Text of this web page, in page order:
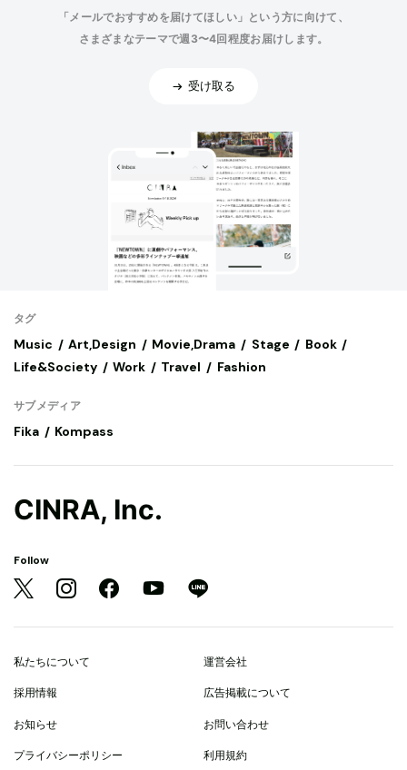
「メールでおすすめを届けてほしい」という方に向けて、
さまざまなテーマで週3〜4回程度お届けします。
受け取る
タグ
Music Art,Design Movie,Drama Stage
Book
Life&Society
Work Travel Fashion
サブメディア
Fika Kompass
CINRA, Inc.
Follow
私たちについて 運営会社
採用情報 広告掲載について
お知らせ お問い合わせ
プライバシーポリシー 利用規約